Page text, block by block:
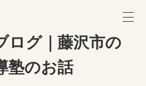
ログ｜藤沢市の
塾のお話